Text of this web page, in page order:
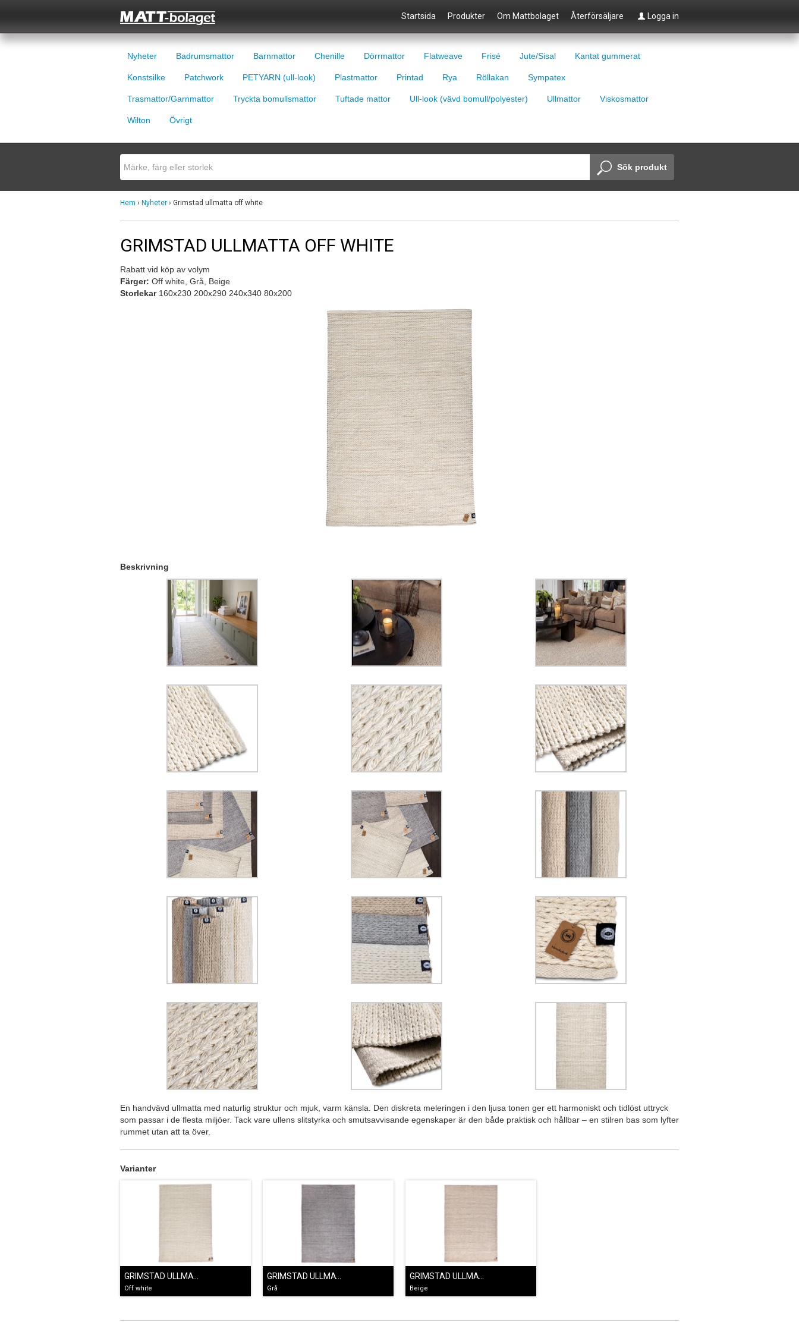
Startsida Produkter Om Mattbolaget Återförsäljare Logga in
Nyheter Badrumsmattor Barnmattor Chenille Dörrmattor Flatweave Frisé Jute/Sisal Kantat gummerat
Konstsilke Patchwork PETYARN (ull-look) Plastmattor Printad Rya Röllakan Sympatex
Trasmattor/Garnmattor Tryckta bomullsmattor Tuftade mattor Ull-look (vävd bomull/polyester) Ullmattor Viskosmattor
Wilton Övrigt
Sök produkt
Hem › Nyheter › Grimstad ullmatta off white
GRIMSTAD ULLMATTA OFF WHITE
Rabatt vid köp av volym
Färger: Off white, Grå, Beige
Storlekar160x230 200x290 240x340 80x200
Beskrivning
En handvävd ullmatta med naturlig struktur och mjuk, varm känsla. Den diskreta meleringen i den ljusa tonen ger ett harmoniskt och tidlöst uttryck
som passar i de flesta miljöer. Tack vare ullens slitstyrka och smutsavvisande egenskaper är den både praktisk och hållbar – en stilren bas som lyfter
rummet utan att ta över.
Varianter
Off white Grå Beige